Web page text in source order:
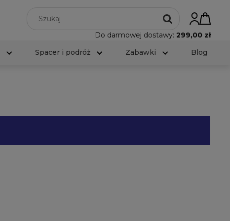
Do darmowej dostawy: 299,00 zł
Spacer i podróż Zabawki Blog